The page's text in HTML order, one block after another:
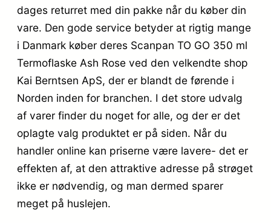
dages returret med din pakke når du køber din
vare. Den gode service betyder at rigtig mange
i Danmark køber deres Scanpan TO GO 350 ml
Termoflaske Ash Rose ved den velkendte shop
Kai Berntsen ApS, der er blandt de førende i
Norden inden for branchen. I det store udvalg
af varer finder du noget for alle, og der er det
oplagte valg produktet er på siden. Når du
handler online kan priserne være lavere- det er
effekten af, at den attraktive adresse på strøget
ikke er nødvendig, og man dermed sparer
meget på huslejen.